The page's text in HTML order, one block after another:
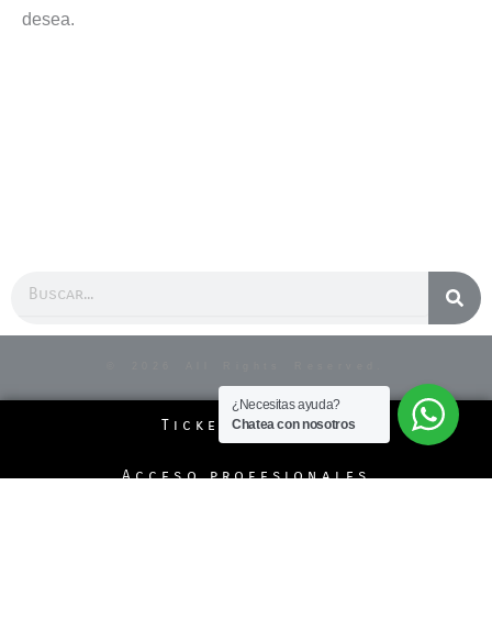
desea.
Ticket Soporte
Acceso profesionales
¿Necesitas ayuda?
Chatea con nosotros